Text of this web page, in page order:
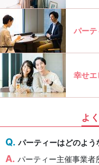
パーテ
幸せエ
よ
パーティーはどのよう
パーティー主催事業